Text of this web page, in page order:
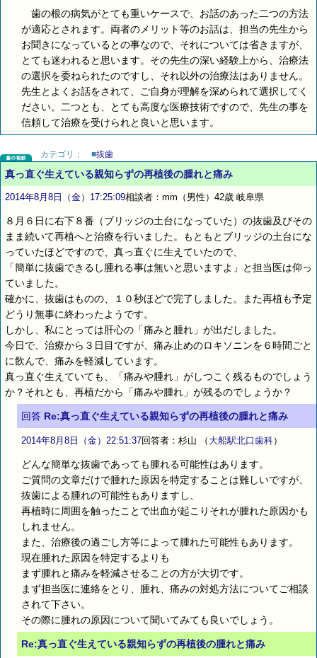
歯の根の病気がとても重いケースで、お話のあった二つの方法
が適応とされます。両者のメリット等のお話は、担当の先生から
お聞きになっているとの事なので、それについては省きますが、
とても迷われると思います。その先生の深い経験上から、治療法
の選択を委ねられたのですし、それ以外の治療法はありません。
先生とよくお話をされて、ご自身が理解を深められて選択してく
ださい。二つとも、とても高度な医療技術ですので、先生の事を
信頼して治療を受けられと良いと思います。
カテゴリ： ■抜歯
真っ直ぐ生えている親知らずの再植後の腫れと痛み
2014年8月8日（金）17:25:09相談者：mm（男性）42歳 岐阜県
８月６日に右下８番（ブリッジの土台になっていた）の抜歯及びその
まま続いて再植へと治療を行いました。もともとブリッジの土台にな
っていたほどですので、真っ直ぐに生えていたので、
「簡単に抜歯できるし腫れる事は無いと思いますよ」と担当医は仰っ
ていました。
確かに、抜歯はものの、１０秒ほどで完了しました。また再植も予定
どうり無事に終わったようです。
しかし、私にとっては肝心の「痛みと腫れ」が出だしました。
今日で、治療から３日目ですが、痛み止めのロキソニンを６時間ごと
に飲んで、痛みを軽減しています。
真っ直ぐ生えていても、「痛みや腫れ」がしつこく残るものでしょう
か？それとも、再植だから「痛みや腫れ」が残るのでしょうか？
回答 Re:真っ直ぐ生えている親知らずの再植後の腫れと痛み
2014年8月8日（金）22:51:37回答者：杉山 （ 大船駅北口歯科）
どんな簡単な抜歯であっても腫れる可能性はあります。
ご質問の文章だけで腫れた原因を特定することは難しいですが、
抜歯による腫れの可能性もありますし、
再植時に周囲を触ったことで出血が起こりそれが腫れた原因かも
しれません。
また、治療後の過ごし方等によって腫れた可能性もあります。
現在腫れた原因を特定するよりも
まず腫れと痛みを軽減させることの方が大切です。
まず担当医に連絡をとり、腫れ、痛みの対処方法についてご相談
されて下さい。
その際に腫れの原因について聞いてみても良いでしょう。
Re:真っ直ぐ生えている親知らずの再植後の腫れと痛み